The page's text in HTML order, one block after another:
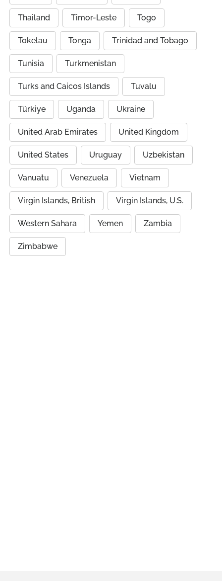
Thailand Timor-Leste Togo
Tokelau Tonga Trinidad and Tobago
Tunisia Turkmenistan
Turks and Caicos Islands Tuvalu
Türkiye Uganda Ukraine
United Arab Emirates United Kingdom
United States Uruguay Uzbekistan
Vanuatu Venezuela Vietnam
Virgin Islands, British Virgin Islands, U.S.
Western Sahara Yemen Zambia
Zimbabwe